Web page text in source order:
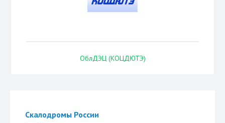
Скалодромы России
ОблДЭЦ (КОЦДЮТЭ)